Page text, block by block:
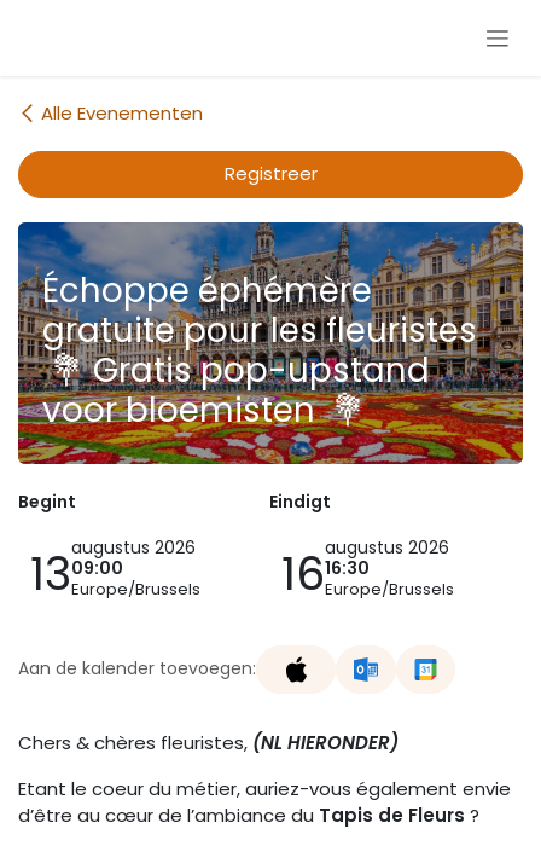
Alle Evenementen
Registreer
Échoppe éphémère
gratuite pour les fleuristes
💐 Gratis pop-upstand
voor bloemisten 💐
Begint
13augustus 2026
09:00
Europe/Brussels
Eindigt
16augustus 2026
16:30
Europe/Brussels
Aan de kalender toevoegen:
Chers & chères fleuristes, (NL HIERONDER)
Etant le coeur du métier, auriez-vous également envie
d’être au cœur de l’ambiance du Tapis de Fleurs ?